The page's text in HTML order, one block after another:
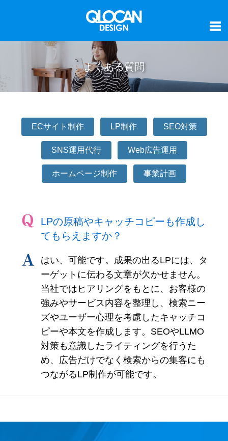
よくある質問
ECサイト制作 LP制作 SEO対策
SNS運用代行 Web広告運用
ホームページ制作 事業計画
LPの原稿やキャッチコピーも作成し
てもらえますか？
はい、可能です。成果の出るLPには、タ
ーゲットに伝わる文章が欠かせません。
当社ではヒアリングをもとに、お客様の
強みやサービス内容を整理し、検索ニー
ズやユーザー心理を考慮したキャッチコ
ピーや本文を作成します。SEOやLLMO
対策も意識したライティングを行うた
め、広告だけでなく検索からの集客にも
つながるLP制作が可能です。